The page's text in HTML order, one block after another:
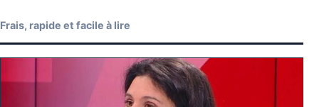
Frais, rapide et facile à lire